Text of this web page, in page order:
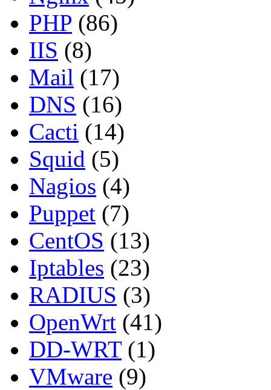
PHP (86)
IIS (8)
Mail (17)
DNS (16)
Cacti (14)
Squid (5)
Nagios (4)
Puppet (7)
CentOS (13)
Iptables (23)
RADIUS (3)
OpenWrt (41)
DD-WRT(1)
VMware (9)